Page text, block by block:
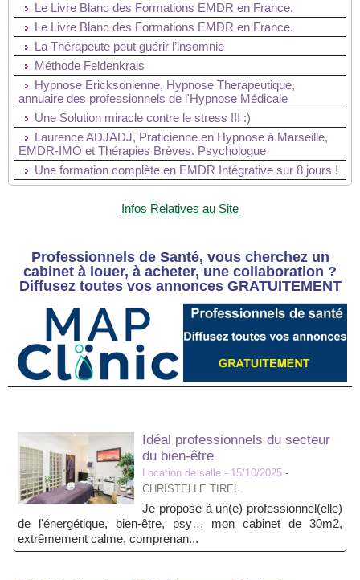
Le Livre Blanc des Formations EMDR en France.
Le Livre Blanc des Formations EMDR en France.
La Thérapeute peut guérir l’insomnie
Méthode Feldenkrais
Hypnose Ericksonienne, Hypnose Therapeutique,
annuaire des professionnels de l'Hypnose Médicale
Une Solution miracle contre le stress !!! :)
Laurence ADJADJ, Praticienne en Hypnose à Marseille,
EMDR-IMO et Thérapies Brèves. Psychologue
Une formation complète en EMDR Intégrative sur 8 jours !
Infos Relatives au Site
Professionnels de Santé, vous cherchez un
cabinet à louer, à acheter, une collaboration ?
Diffusez toutes vos annonces GRATUITEMENT
Idéal professionnels du secteur
du bien-être
Location de salle - 15/10/2025 -
CHRISTELLE TIREL
Je propose à un(e) professionnel(elle)
de l'énergétique, bien-être, psy… mon cabinet de 30m2,
extrêmement calme, comprenan...